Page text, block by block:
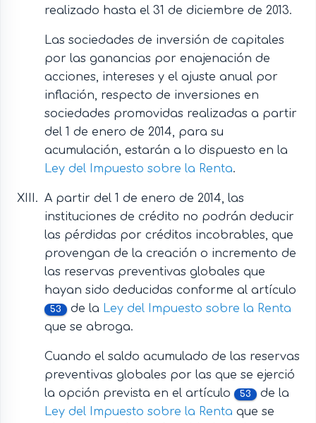
realizado hasta el 31 de diciembre de 2013.
Las sociedades de inversión de capitales
por las ganancias por enajenación de
acciones, intereses y el ajuste anual por
inflación, respecto de inversiones en
sociedades promovidas realizadas a partir
del 1 de enero de 2014, para su
acumulación, estarán a lo dispuesto en la
Ley del Impuesto sobre la Renta.
A partir del 1 de enero de 2014, las
instituciones de crédito no podrán deducir
las pérdidas por créditos incobrables, que
provengan de la creación o incremento de
las reservas preventivas globales que
hayan sido deducidas conforme al artículo
53 de la Ley del Impuesto sobre la Renta
que se abroga.
Cuando el saldo acumulado de las reservas
preventivas globales por las que se ejerció
la opción prevista en el artículo
53
de la
Ley del Impuesto sobre la Renta que se